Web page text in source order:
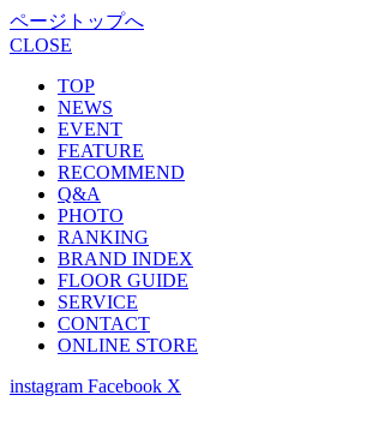
ページトップへ
CLOSE
TOP
NEWS
EVENT
FEATURE
RECOMMEND
Q&A
PHOTO
RANKING
BRAND INDEX
FLOOR GUIDE
SERVICE
CONTACT
ONLINE STORE
instagram Facebook X